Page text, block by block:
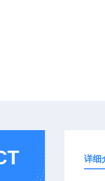
详细